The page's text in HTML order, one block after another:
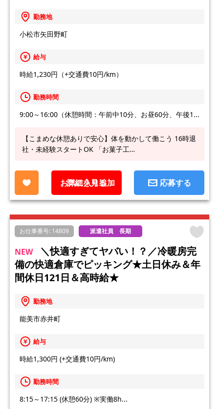
勤務地
小松市矢田野町
給与
時給1,230円（+交通費10円/km）
勤務時間
9:00～16:00（休憩時間：午前中10分、お昼60分、午後1...
【こまめな休憩ありで安心】体を動かして働こう 16時退
社・未経験スタートOK 「お菓子工…
お気に入り追加
詳細を見る 応募する
お仕事番号: 14809 派遣社員 長期
NEW
＼快適すぎてヤバい！？／冷暖房完
備の快適倉庫でピッキング★土日休み＆年
間休日121日＆高時給★
勤務地
能美市赤井町
給与
時給1,300円 (+交通費10円/km)
勤務時間
8:15～17:15 (休憩60分) ※実働8h...